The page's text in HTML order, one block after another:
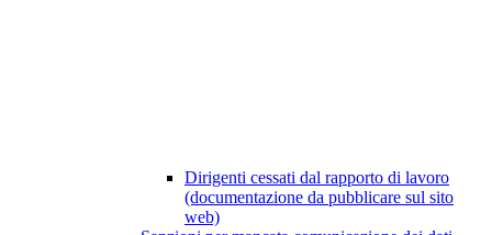
Dirigenti cessati dal rapporto di lavoro
(documentazione da pubblicare sul sito
web)